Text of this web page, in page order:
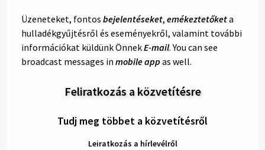
Üzeneteket, fontos bejelentéseket, emékeztetőketa
hulladékgyűjtésről és eseményekről, valamint további
információkat küldünk ÖnnekE-mail. You can see
broadcast messages in mobile app as well.
Feliratkozás a közvetítésre
Tudj meg többet a közvetítésről
Leiratkozás a hírlevélről